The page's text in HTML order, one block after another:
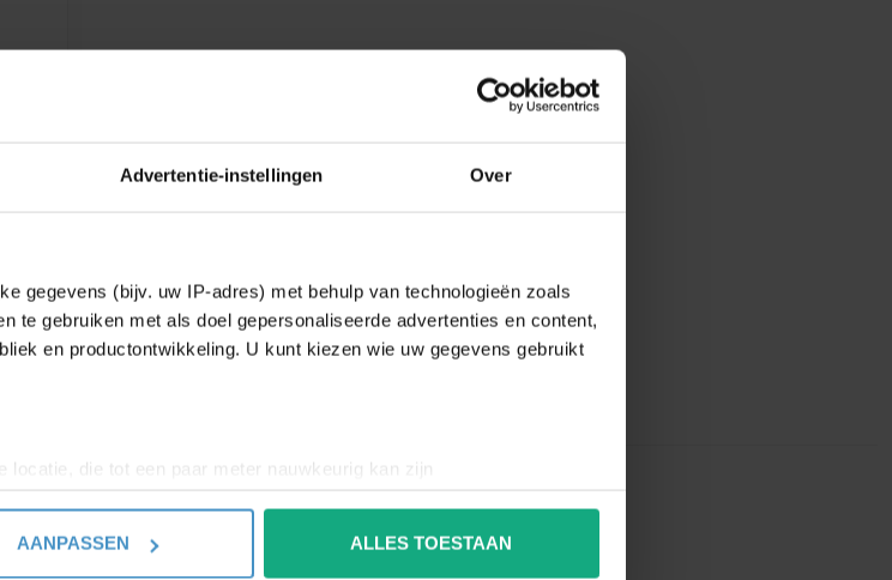
Advertentie-instellingen Over
gegevens (bijv. uw IP-adres) met behulp van technologieën zoals
te gebruiken met als doel gepersonaliseerde advertenties en content,
en productontwikkeling. U kunt kiezen wie uw gegevens gebruikt
locatie, die tot een paar meter nauwkeurig kan zijn
op specifieke eigenschappen (fingerprinting)
de Cookieverklaring.
AANPASSEN ALLES TOESTAAN